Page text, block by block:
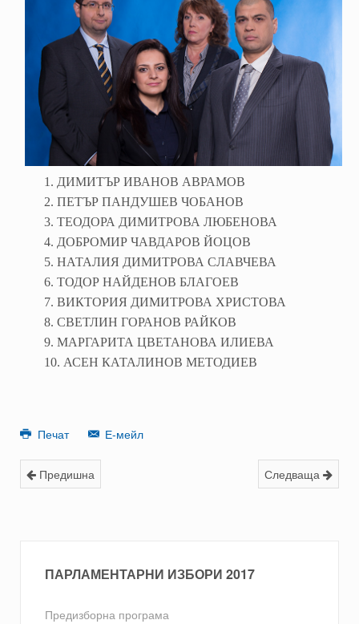
1. ДИМИТЪР ИВАНОВ АВРАМОВ
2. ПЕТЪР ПАНДУШЕВ ЧОБАНОВ
3. ТЕОДОРА ДИМИТРОВА ЛЮБЕНОВА
4. ДОБРОМИР ЧАВДАРОВ ЙОЦОВ
5. НАТАЛИЯ ДИМИТРОВА СЛАВЧЕВА
6. ТОДОР НАЙДЕНОВ БЛАГОЕВ
7. ВИКТОРИЯ ДИМИТРОВА ХРИСТОВА
8. СВЕТЛИН ГОРАНОВ РАЙКОВ
9. МАРГАРИТА ЦВЕТАНОВА ИЛИЕВА
10. АСЕН КАТАЛИНОВ МЕТОДИЕВ
Печат Е-мейл
Предишна Следваща
ПАРЛАМЕНТАРНИ ИЗБОРИ 2017
Предизборна програма